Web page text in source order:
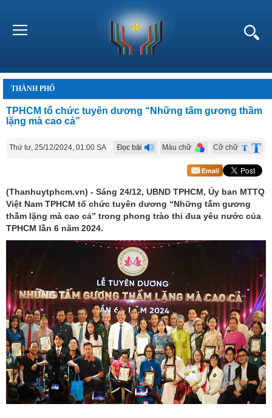
THÀNH PHỐ
TPHCM tổ chức tuyên dương “Những tấm gương thầm
lặng mà cao cả”
Thứ tư, 25/12/2024, 01:00 SA Cỡ chữ
Màu chữ
(Thanhuytphcm.vn) - Sáng 24/12, UBND TPHCM, Ủy ban MTTQ
Việt Nam TPHCM tổ chức tuyên dương “Những tấm gương
thầm lặng mà cao cả” trong phong trào thi đua yêu nước của
TPHCM lần 6 năm 2024.